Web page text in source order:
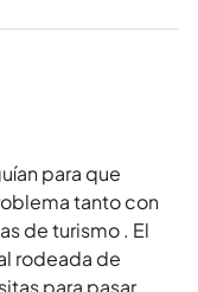
para que
tanto con
de turismo . El
rodeada de
para pasar